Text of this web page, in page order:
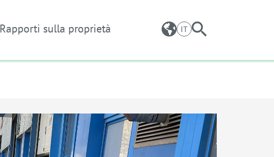
Rapporti sulla proprietà IT